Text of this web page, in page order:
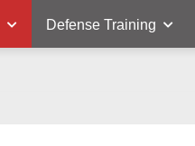
Defense Training